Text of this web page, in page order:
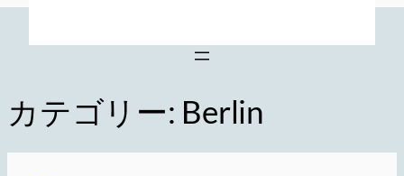
カテゴリー: Berlin